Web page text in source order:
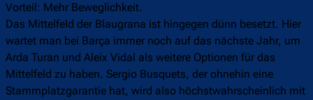
Vorteil: Mehr Beweglichkeit.
Das Mittelfeld der Blaugrana ist hingegen dünn besetzt. Hier
wartet man bei Barça immer noch auf das nächste Jahr, um
Arda Turan und Aleix Vidal als weitere Optionen für das
Mittelfeld zu haben. Sergio Busquets, der ohnehin eine
Stammplatzgarantie hat, wird also höchstwahrscheinlich mit